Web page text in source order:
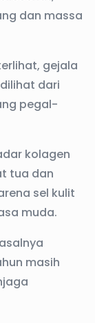
dan massa
gejala
dari
pegal-
kolagen
tua dan
sel kulit
muda.
masih